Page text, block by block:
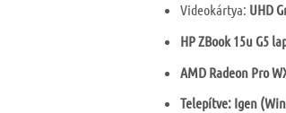
Videokártya: UHD
HP ZBook 15u G5
AMD Radeon Pro
Telepítve: Igen